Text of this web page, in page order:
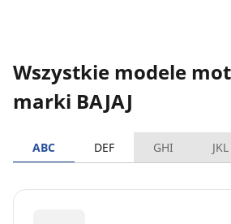
Wszystkie modele
marki BAJAJ
ABC DEF GHI JKL